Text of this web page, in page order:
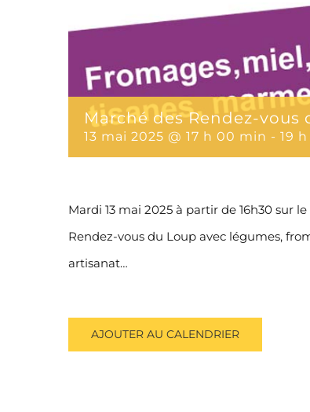
Marché des Rendez-vous
13 mai 2025 @ 17 h 00 min - 19
Mardi 13 mai 2025 à partir de 16h30 sur
Rendez-vous du Loup avec légumes,
artisanat…
AJOUTER AU CALENDRIER